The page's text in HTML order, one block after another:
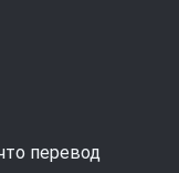
перевод